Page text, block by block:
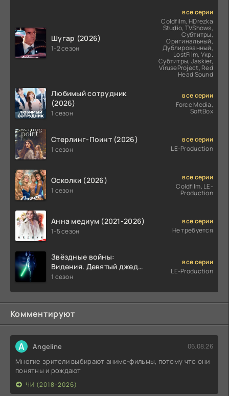
Шугар (2026)
1-2 сезон
все серии
Coldfilm, HDrezka
Studio, TVShows,
Субтитры,
Оригинальный,
Дублированный,
LostFilm, Укр.
Субтитры, Jaskier,
ViruseProject, Red
Head Sound
Любимый сотрудник
(2026)
1 сезон
все серии
Force Media,
SoftBox
Стерлинг-Поинт (2026)
1 сезон
все серии
LE-Production
Осколки (2026)
1 сезон
все серии
Coldfilm, LE-
Production
Анна медиум (2021-2026)
1-5 сезон
все серии
Не требуется
Звёздные войны:
Видения. Девятый джедай
(2026)
1 сезон
все серии
LE-Production
Комментируют
A Angeline 06.08.26
Многие зрители выбирают аниме-фильмы, потому что они
понятны и рождают
ЧИ (2018-2026)